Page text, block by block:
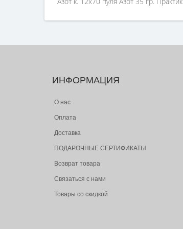
ИНФОРМАЦИЯ
О нас
Оплата
Доставка
ПОДАРОЧНЫЕ СЕРТИФИКАТЫ
Возврат товара
Связаться с нами
Товары со скидкой